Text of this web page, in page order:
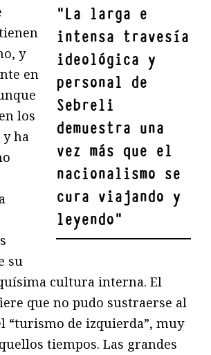
"La larga e
intensa travesía
ideológica y
personal de
Sebreli
demuestra una
vez más que el
nacionalismo se
cura viajando y
leyendo"
y
en
los
y ha
su
cultura interna. El
que no pudo sustraerse al
“turismo de izquierda”, muy
tiempos. Las grandes